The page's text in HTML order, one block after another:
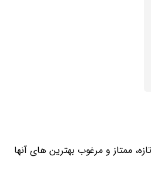
ممتاز و مرغوب بهترین های آنها